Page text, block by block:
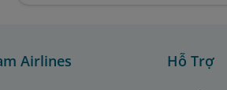
Airlines Hỗ Trợ